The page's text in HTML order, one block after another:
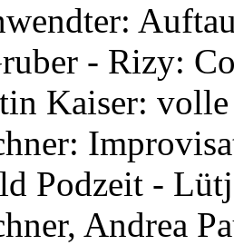
- Rizy:
Kaiser:
Podzeit -
Andrea